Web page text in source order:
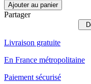
Ajouter au panier
Partager
Livraison gratuite
En France métropolitaine
Paiement sécurisé